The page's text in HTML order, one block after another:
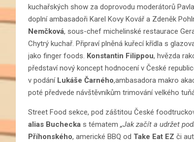
kuchařských show za doprovodu moderátorů
doplní ambasadoři Karel Kovy Kovář a Zdeněk
Nemčková, sous-chef michelinské restaurace
Chytrý kuchař. Připraví plněná kuřecí křídla s
jako finger foods. Konstantin Filippou, hvězda
představí nový koncept hodnocení v České
v podání Lukáše Čarného,ambasadora makro
poté předvede návštěvníkům trimování velkého
Street Food sekce, pod záštitou České
alias Buchecka s tématem „Jak začít a udržet
Příhonského, americké BBQ od Take Eat EZ či